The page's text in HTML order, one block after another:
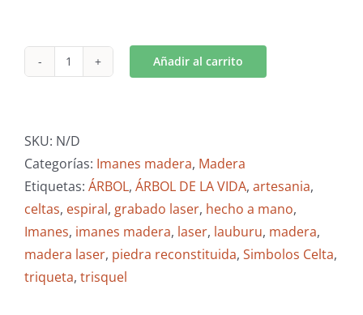
Imanes
en
Madera
cantidad
Añadir al carrito
SKU: N/D
Categorías: Imanes madera, Madera
Etiquetas: ÁRBOL, ÁRBOL DE LA VIDA, artesania,
celtas, espiral, grabado laser, hecho a mano,
Imanes, imanes madera, laser, lauburu, madera,
madera laser, piedra reconstituida, Simbolos Celta,
triqueta, trisquel